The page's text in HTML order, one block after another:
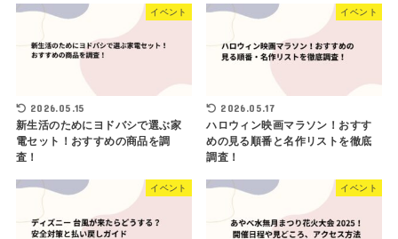
イベント
2026.05.15
新生活のためにヨドバシで選ぶ家
電セット！おすすめの商品を調
査！
イベント
2026.05.17
ハロウィン映画マラソン！おすす
めの見る順番と名作リストを徹底
調査！
イベント イベント